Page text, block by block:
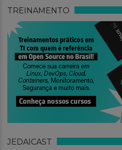
TREINAMENTO
JEDAICAST